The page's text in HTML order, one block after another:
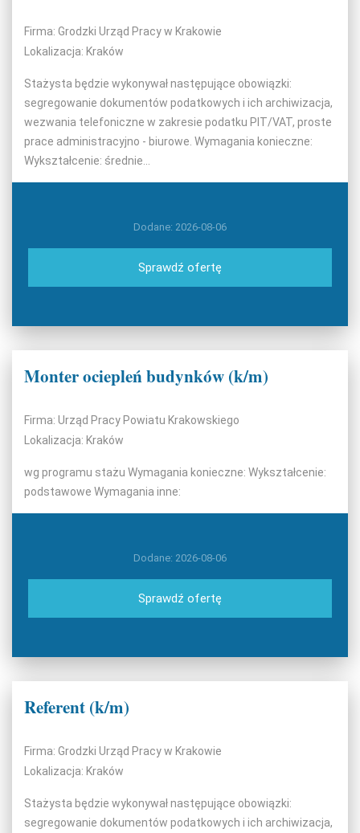
Firma: Grodzki Urząd Pracy w Krakowie
Lokalizacja: Kraków
Stażysta będzie wykonywał następujące obowiązki:
segregowanie dokumentów podatkowych i ich archiwizacja,
wezwania telefoniczne w zakresie podatku PIT/VAT, proste
prace administracyjno - biurowe. Wymagania konieczne:
Wykształcenie: średnie...
Dodane: 2026-08-06
Sprawdź ofertę
Monter ociepleń budynków (k/m)
Firma: Urząd Pracy Powiatu Krakowskiego
Lokalizacja: Kraków
wg programu stażu Wymagania konieczne: Wykształcenie:
podstawowe Wymagania inne:
Dodane: 2026-08-06
Sprawdź ofertę
Referent (k/m)
Firma: Grodzki Urząd Pracy w Krakowie
Lokalizacja: Kraków
Stażysta będzie wykonywał następujące obowiązki:
segregowanie dokumentów podatkowych i ich archiwizacja,